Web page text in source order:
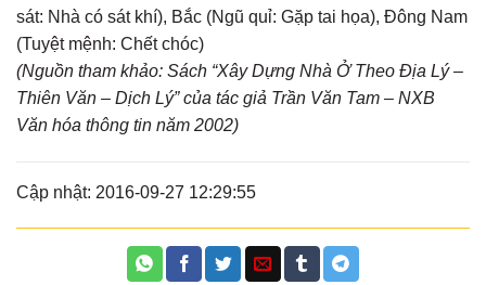
sát: Nhà có sát khí), Bắc (Ngũ quỉ: Gặp tai họa), Đông Nam
(Tuyệt mệnh: Chết chóc)
(Nguồn tham khảo: Sách “Xây Dựng Nhà Ở Theo Địa Lý –
Thiên Văn – Dịch Lý” của tác giả Trần Văn Tam – NXB
Văn hóa thông tin năm 2002)
Cập nhật: 2016-09-27 12:29:55